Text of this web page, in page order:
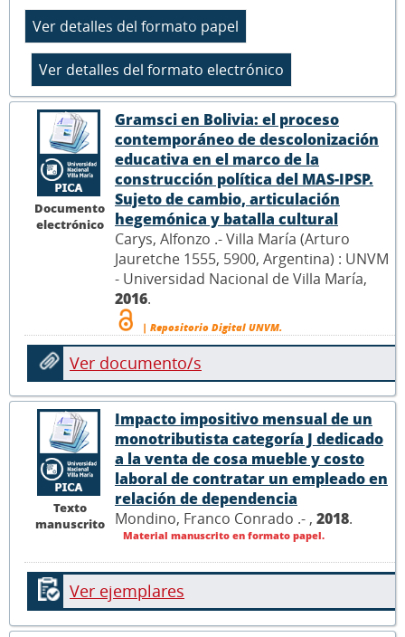
Documento
electrónico
Gramsci en Bolivia: el proceso
contemporáneo de descolonización
educativa en el marco de la
construcción política del MAS-IPSP.
Sujeto de cambio, articulación
hegemónica y batalla cultural
Carys, Alfonzo .- Villa María (Arturo
Jauretche 1555, 5900, Argentina) : UNVM
- Universidad Nacional de Villa María,
2016.
| Repositorio Digital UNVM.
Ver documento/s
Texto
manuscrito
Impacto impositivo mensual de un
monotributista categoría J dedicado
a la venta de cosa mueble y costo
laboral de contratar un empleado en
relación de dependencia
Mondino, Franco Conrado .- , 2018.
Material manuscrito en formato papel.
Ver ejemplares